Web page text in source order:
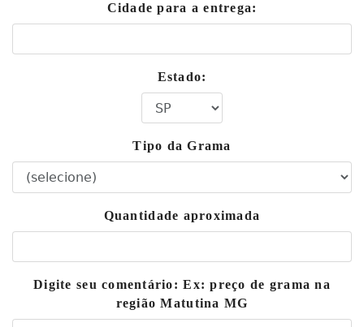
Cidade para a entrega:
Estado:
Tipo da Grama
Quantidade aproximada
Digite seu comentário: Ex: preço de grama na
região Matutina MG